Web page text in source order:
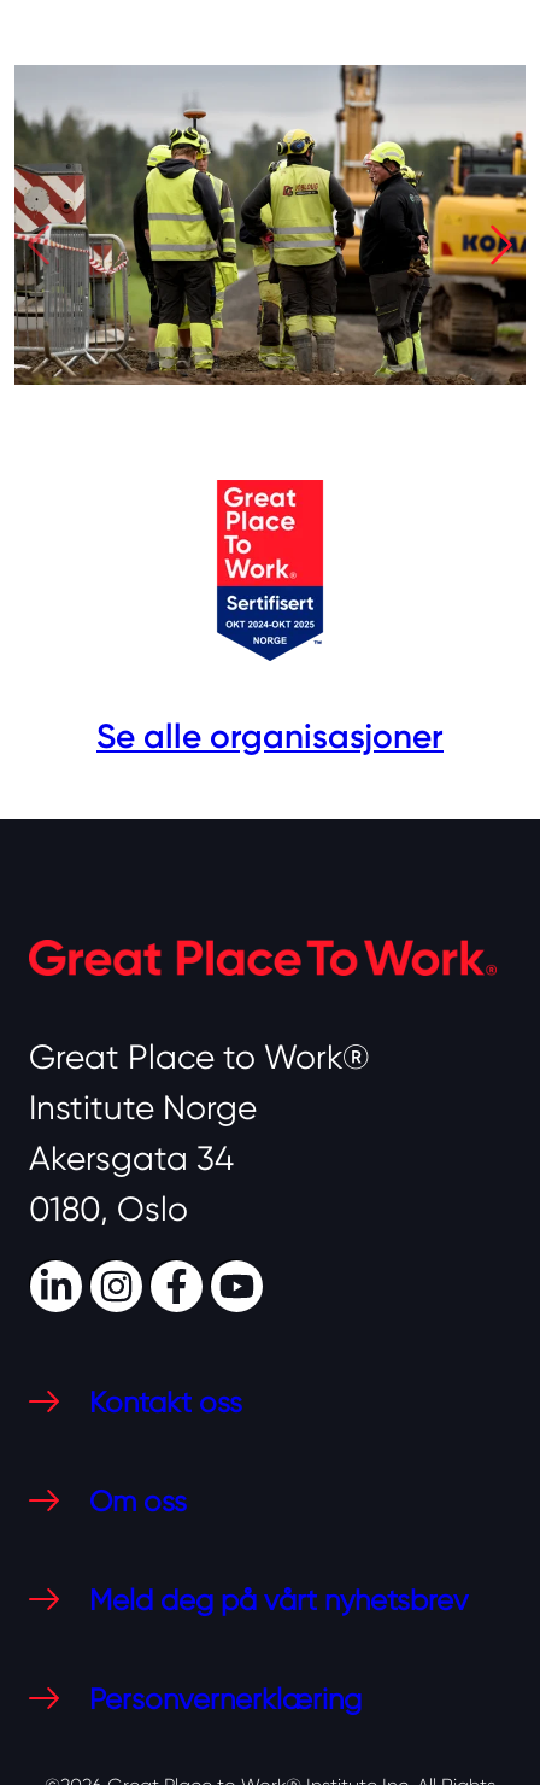
Se alle organisasjoner
Great Place to Work®
Institute Norge
Akersgata 34
0180, Oslo
Kontakt oss
Om oss
Meld deg på vårt nyhetsbrev
Personvernerklæring